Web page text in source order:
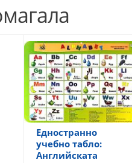
Едностранно
учебно табло:
Английската